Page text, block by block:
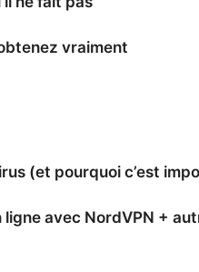
vraiment
(et pourquoi c’est
avec NordVPN +